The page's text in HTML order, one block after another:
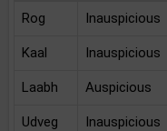
Rog Inauspicious
Kaal Inauspicious
Laabh Auspicious
Udveg Inauspicious